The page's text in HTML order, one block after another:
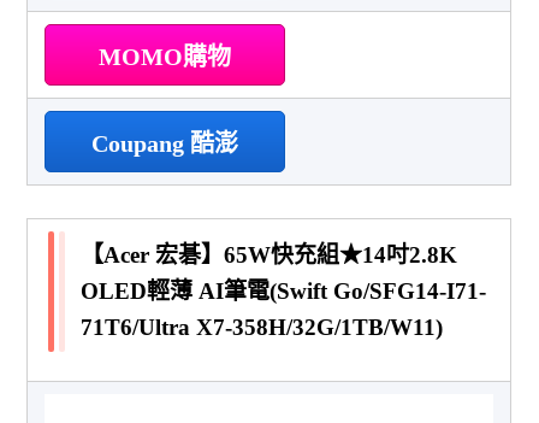
MOMO購物
Coupang 酷澎
【Acer 宏碁】65W快充組★14吋2.8K
OLED輕薄 AI筆電(Swift Go/SFG14-I71-
71T6/Ultra X7-358H/32G/1TB/W11)